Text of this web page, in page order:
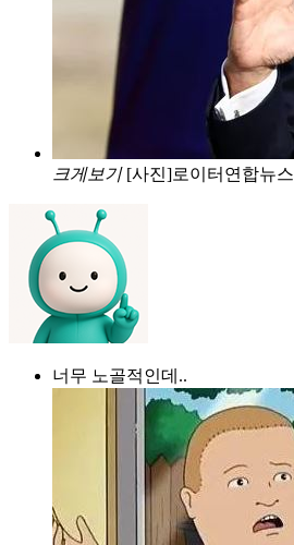
크게보기 [사진]로이터연합뉴스
너무 노골적인데..